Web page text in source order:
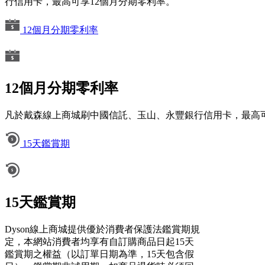
12個月分期零利率
12個月分期零利率
凡於戴森線上商城刷中國信託、玉山、永豐銀行信用卡，最高
15天鑑賞期
15天鑑賞期
Dyson線上商城提供優於消費者保護法鑑賞期規
定，本網站消費者均享有自訂購商品日起15天
鑑賞期之權益（以訂單日期為準，15天包含假